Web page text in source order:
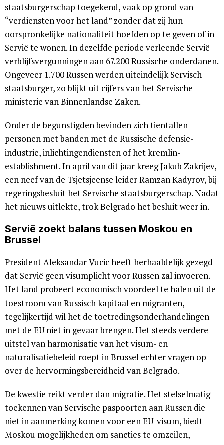
staatsburgerschap toegekend, vaak op grond van
“verdiensten voor het land” zonder dat zij hun
oorspronkelijke nationaliteit hoefden op te geven of in
Servië te wonen. In dezelfde periode verleende Servië
verblijfsvergunningen aan 67.200 Russische onderdanen.
Ongeveer 1.700 Russen werden uiteindelijk Servisch
staatsburger, zo blijkt uit cijfers van het Servische
ministerie van Binnenlandse Zaken.
Onder de begunstigden bevinden zich tientallen
personen met banden met de Russische defensie-
industrie, inlichtingendiensten of het kremlin-
establishment. In april van dit jaar kreeg Jakub Zakrijev,
een neef van de Tsjetsjeense leider Ramzan Kadyrov, bij
regeringsbesluit het Servische staatsburgerschap. Nadat
het nieuws uitlekte, trok Belgrado het besluit weer in.
Servië zoekt balans tussen Moskou en
Brussel
President Aleksandar Vucic heeft herhaaldelijk gezegd
dat Servië geen visumplicht voor Russen zal invoeren.
Het land probeert economisch voordeel te halen uit de
toestroom van Russisch kapitaal en migranten,
tegelijkertijd wil het de toetredingsonderhandelingen
met de EU niet in gevaar brengen. Het steeds verdere
uitstel van harmonisatie van het visum- en
naturalisatiebeleid roept in Brussel echter vragen op
over de hervormingsbereidheid van Belgrado.
De kwestie reikt verder dan migratie. Het stelselmatig
toekennen van Servische paspoorten aan Russen die
niet in aanmerking komen voor een EU-visum, biedt
Moskou mogelijkheden om sancties te omzeilen,